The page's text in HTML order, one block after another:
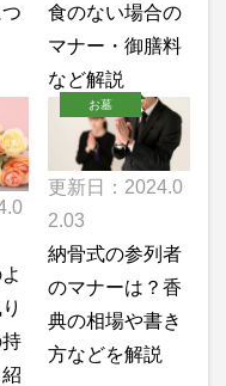
食のない場合の
マナー・御膳料
など解説
お墓
更新日：2024.0
2.03
納骨式の参列者
のマナーは？香
典の相場や書き
方などを解説